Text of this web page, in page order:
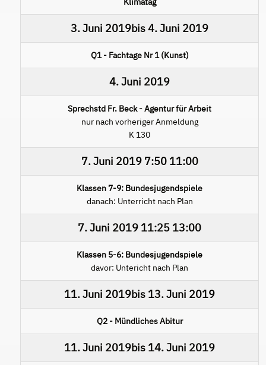
3. Juni 2019bis4. Juni 2019
Q1 - Fachtage Nr 1 (Kunst)
4. Juni 2019
Sprechstd Fr. Beck - Agentur für Arbeit
nur nach vorheriger Anmeldung
K 130
7. Juni 20197:50 11:00
Klassen 7-9: Bundesjugendspiele
danach: Unterricht nach Plan
7. Juni 2019 11:25 13:00
Klassen 5-6: Bundesjugendspiele
davor: Untericht nach Plan
11. Juni 2019bis 13. Juni 2019
Q2 - Mündliches Abitur
11. Juni 2019bis 14. Juni 2019